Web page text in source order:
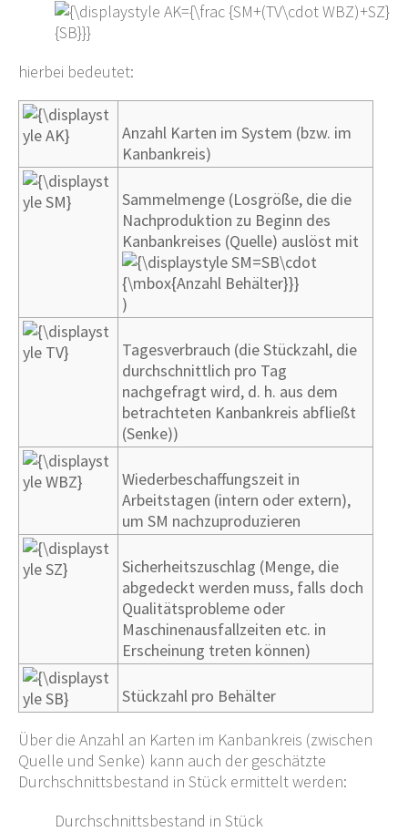
hierbei bedeutet:
Anzahl Karten im System (bzw. im
Kanbankreis)
Sammelmenge (Losgröße, die die
Nachproduktion zu Beginn des
Kanbankreises (Quelle) auslöst mit
)
Tagesverbrauch (die Stückzahl, die
durchschnittlich pro Tag
nachgefragt wird, d. h. aus dem
betrachteten Kanbankreis abfließt
(Senke))
Wiederbeschaffungszeit in
Arbeitstagen (intern oder extern),
um SM nachzuproduzieren
Sicherheitszuschlag (Menge, die
abgedeckt werden muss, falls doch
Qualitätsprobleme oder
Maschinenausfallzeiten etc. in
Erscheinung treten können)
Stückzahl pro Behälter
Über die Anzahl an Karten im Kanbankreis (zwischen
Quelle und Senke) kann auch der geschätzte
Durchschnittsbestand in Stück ermittelt werden:
Durchschnittsbestand in Stück